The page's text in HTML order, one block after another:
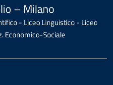
– Milano
- Liceo Linguistico - Liceo
Economico-Sociale